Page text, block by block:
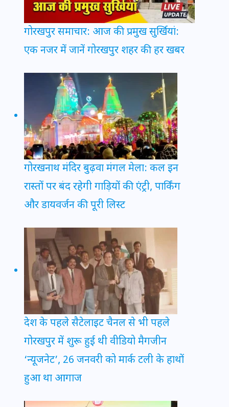
गोरखपुर समाचार: आज की प्रमुख सुर्खियां:
एक नजर में जानें गोरखपुर शहर की हर खबर
गोरखनाथ मंदिर बुढ़वा मंगल मेला: कल इन
रास्तों पर बंद रहेगी गाड़ियों की एंट्री, पार्किंग
और डायवर्जन की पूरी लिस्ट
देश के पहले सैटेलाइट चैनल से भी पहले
गोरखपुर में शुरू हुई थी वीडियो मैगजीन
‘न्यूजनेट’, 26 जनवरी को मार्क टली के हाथों
हुआ था आगाज